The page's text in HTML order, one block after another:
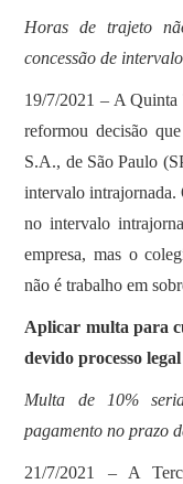
Horas de trajeto
concessão de
19/7/2021 – A
reformou decisão
S.A., de São Paulo
intervalo intrajornada.
no intervalo
empresa, mas o
não é trabalho em
Aplicar multa para
devido processo legal
Multa de 10%
pagamento no prazo
21/7/2021 – A